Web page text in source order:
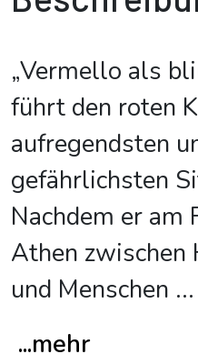
„Vermello als
führt den roten
aufregendsten
gefährlichsten
Nachdem er am
Athen zwischen
und Menschen ...
...mehr